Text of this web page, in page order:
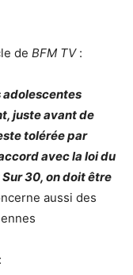
de BFM TV:
adolescentes
juste avant de
tolérée par
avec la loi du
Sur 30, on doit être
aussi des